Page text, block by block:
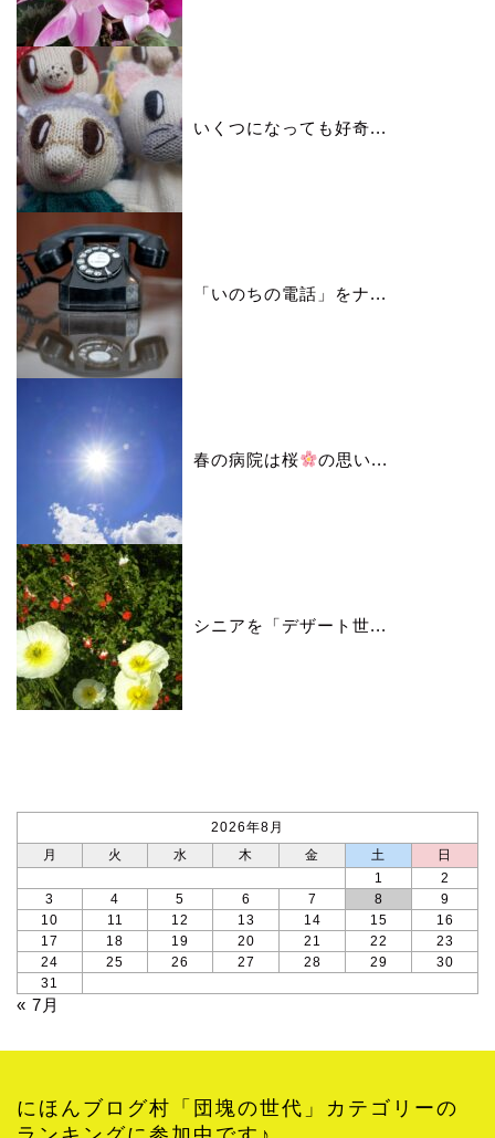
いくつになっても好奇...
「いのちの電話」をナ...
春の病院は桜 の思い...
シニアを「デザート世...
2026年8月
月
火 水 木 金 土
日
1
2
3
4 5 6 7 8
9
10
11 12 13 14 15
16
17
18 19 20 21 22
23
24
25 26 27 28 29
30
31
« 7月
にほんブログ村「団塊の世代」カテゴリーの